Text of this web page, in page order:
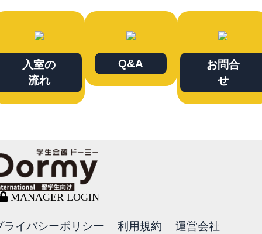
入室の
流れ
Q&A
お問合
せ
MANAGER LOGIN
ライバシーポリシー 利用規約 運営会社